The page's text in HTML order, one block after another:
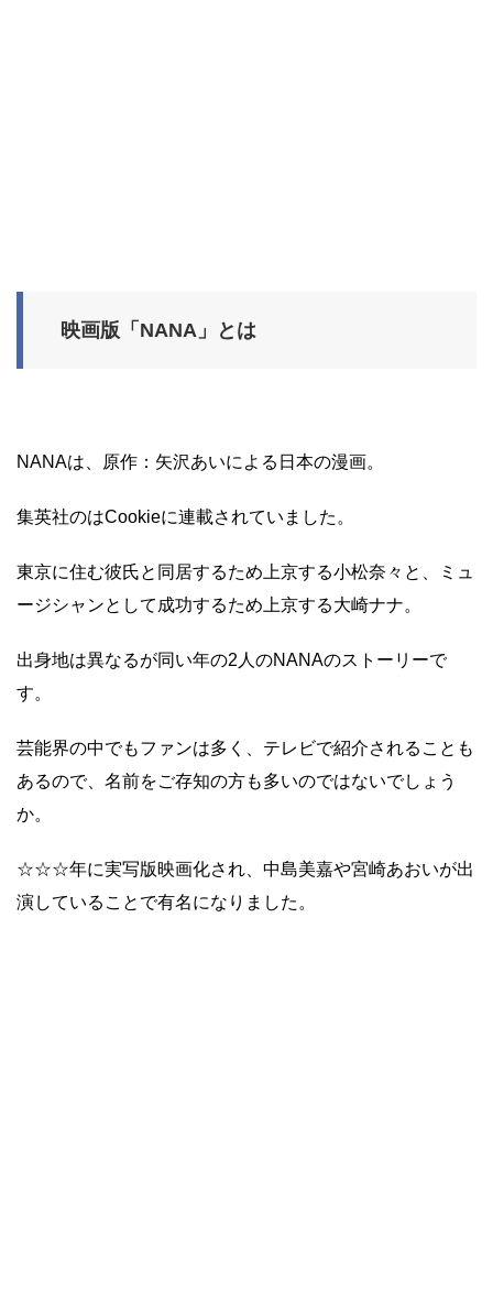
映画版「NANA」とは
NANAは、原作：矢沢あいによる日本の漫画。
集英社のはCookieに連載されていました。
東京に住む彼氏と同居するため上京する小松奈々と、ミュ
ージシャンとして成功するため上京する大崎ナナ。
出身地は異なるが同い年の2人のNANAのストーリーで
す。
芸能界の中でもファンは多く、テレビで紹介されることも
あるので、名前をご存知の方も多いのではないでしょう
か。
☆☆☆年に実写版映画化され、中島美嘉や宮崎あおいが出
演していることで有名になりました。